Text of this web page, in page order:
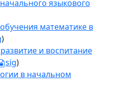
языкового
математике в
)
и воспитание
sig)
в начальном